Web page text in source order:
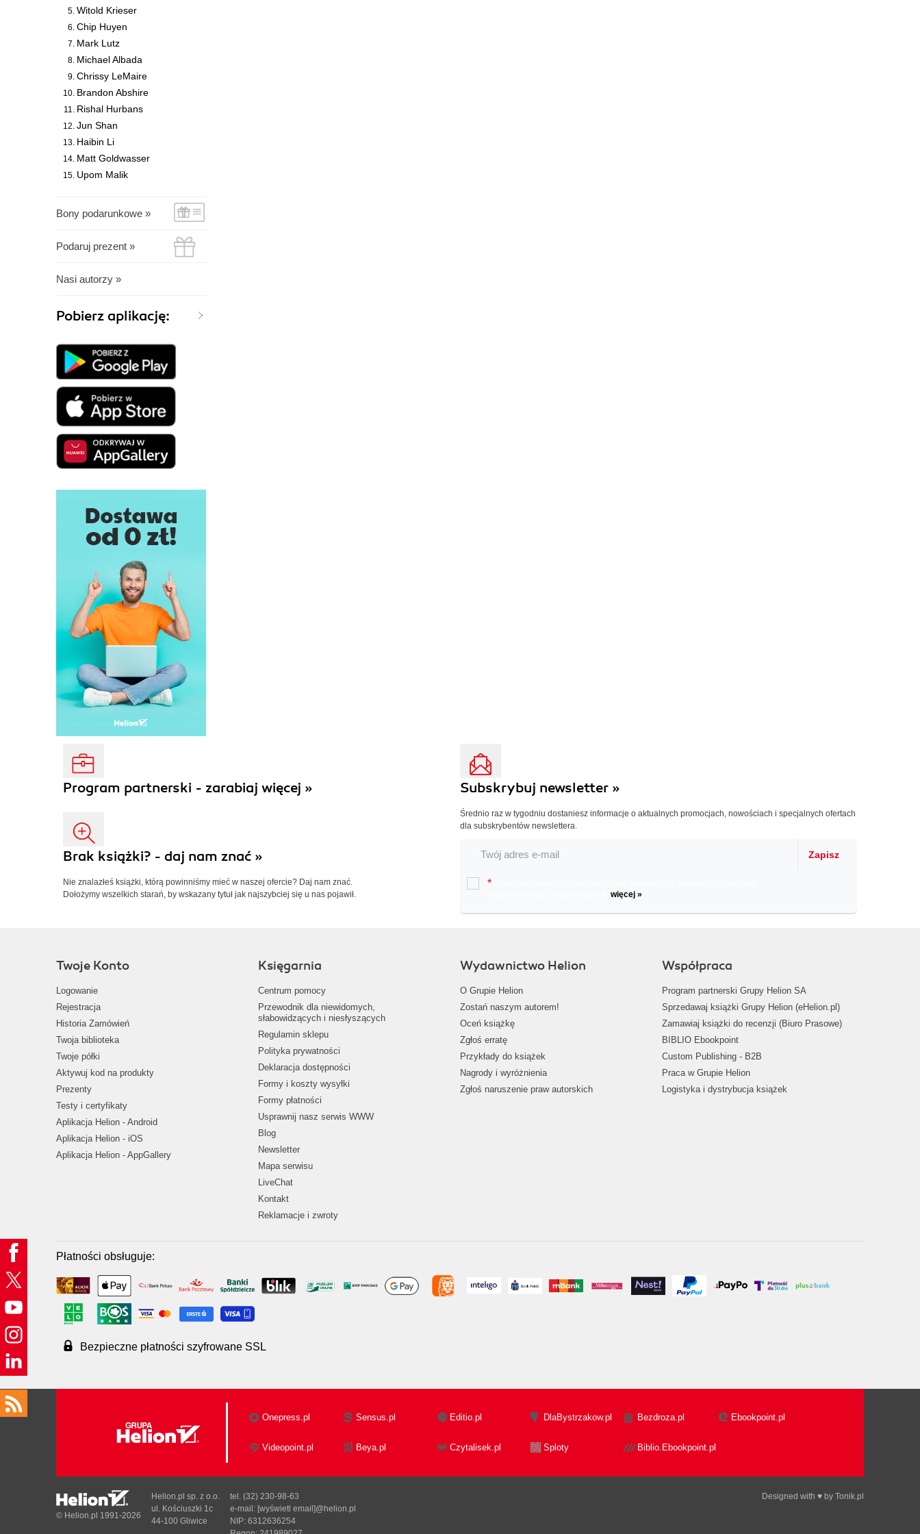
Witold Krieser
Chip Huyen
Mark Lutz
Michael Albada
Chrissy LeMaire
Brandon Abshire
Rishal Hurbans
Jun Shan
Haibin Li
Matt Goldwasser
Upom Malik
Bony podarunkowe »
Podaruj prezent »
Nasi autorzy »
Pobierz aplikację:
Program partnerski - zarabiaj więcej »
Brak książki? - daj nam znać »
Nie znalazłeś książki, którą powinniśmy mieć w naszej ofercie? Daj nam znać.
Dołożymy wszelkich starań, by wskazany tytuł jak najszybciej się u nas pojawił.
Subskrybuj newsletter »
Średnio raz w tygodniu dostaniesz informacje o aktualnych promocjach, nowościach i specjalnych ofertach
dla subskrybentów newslettera.
Zapisz
*
więcej »
Twoje Konto
Logowanie
Rejestracja
Historia Zamówień
Twoja biblioteka
Twoje półki
Aktywuj kod na produkty
Prezenty
Testy i certyfikaty
Aplikacja Helion - Android
Aplikacja Helion - iOS
Aplikacja Helion - AppGallery
Księgarnia
Centrum pomocy
Przewodnik dla niewidomych,
słabowidzących i niesłyszących
Regulamin sklepu
Polityka prywatności
Deklaracja dostępności
Formy i koszty wysyłki
Formy płatności
Usprawnij nasz serwis WWW
Blog
Newsletter
Mapa serwisu
LiveChat
Kontakt
Reklamacje i zwroty
Wydawnictwo Helion
O Grupie Helion
Zostań naszym autorem!
Oceń książkę
Zgłoś erratę
Przykłady do książek
Nagrody i wyróżnienia
Zgłoś naruszenie praw autorskich
Współpraca
Program partnerski Grupy Helion SA
Sprzedawaj książki Grupy Helion (eHelion.pl)
Zamawiaj książki do recenzji (Biuro Prasowe)
BIBLIO Ebookpoint
Custom Publishing - B2B
Praca w Grupie Helion
Logistyka i dystrybucja książek
Płatności obsługuje:
Bezpieczne płatności szyfrowane SSL
Onepress.pl Sensus.pl Editio.pl DlaBystrzakow.pl Bezdroza.pl Ebookpoint.pl
Videopoint.pl Beya.pl Czytalisek.pl Sploty Biblio.Ebookpoint.pl
Designed with ♥ by Tonik.pl
© Helion.pl 1991-2026
Helion.pl sp. z o.o.
ul. Kościuszki 1c
44-100 Gliwice
tel. (32) 230-98-63
e-mail: [wyświetl email]@helion.pl
NIP: 6312636254